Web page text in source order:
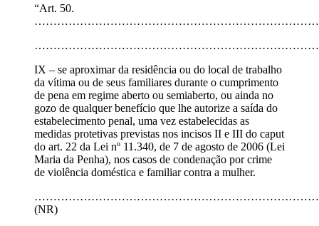
“Art. 50.
IX – se aproximar da residência ou do local de trabalho
da vítima ou de seus familiares durante o cumprimento
de pena em regime aberto ou semiaberto, ou ainda no
gozo de qualquer benefício que lhe autorize a saída do
estabelecimento penal, uma vez estabelecidas as
medidas protetivas previstas nos incisos II e III do caput
do art. 22 da Lei nº 11.340, de 7 de agosto de 2006 (Lei
Maria da Penha), nos casos de condenação por crime
de violência doméstica e familiar contra a mulher.
(NR)